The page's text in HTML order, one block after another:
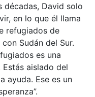
décadas, David solo
en lo que él llama
refugiados de
Sudán del Sur.
es una
aislado del
ayuda. Ese es un